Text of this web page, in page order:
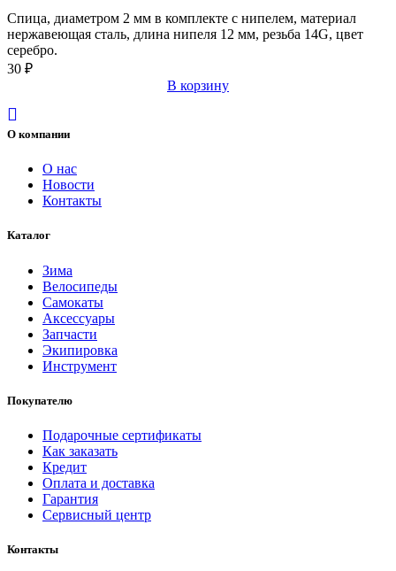
Спица, диаметром 2 мм в комплекте с нипелем, материал
нержавеющая сталь, длина нипеля 12 мм, резьба 14G, цвет
серебро.
30 ₽
В корзину
О компании
О нас
Новости
Контакты
Каталог
Зима
Велосипеды
Самокаты
Аксессуары
Запчасти
Экипировка
Инструмент
Покупателю
Подарочные сертификаты
Как заказать
Кредит
Оплата и доставка
Гарантия
Сервисный центр
Контакты